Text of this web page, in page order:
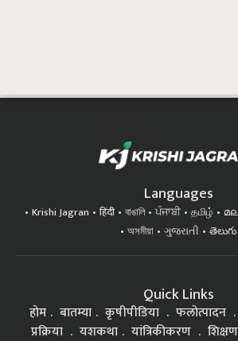
Languages
Krishi Jagran हिंदी বাঙালি ਪੰਜਾਬੀ தமிழ்
অসমীয়া
ગુજરાતી తెలుగు
Quick Links
होम बातम्या कृषीपीडिया फलोत्पादन
प्रक्रिया
यशकथा यांत्रिकीकरण शिक्षण